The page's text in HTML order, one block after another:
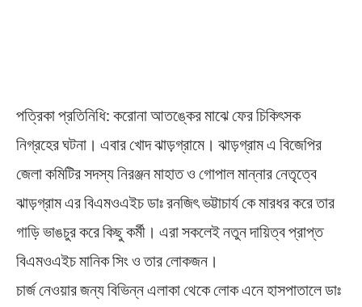
পত্রিকা প্রতিনিধি: করোনা আতঙ্কের মাঝে ফের চিকিৎসক
নিগ্রহের ঘটনা। এবার খোদ ঝাড়গ্রামে। ঝাড়গ্রাম এ বিজেপির
জেলা কমিটির সদস্য নিরঞ্জন মাহাত ও গোপাল মান্নার নেতৃত্বে
ঝাড়গ্রাম এর বিএমওএইচ ডাঃ রনজিৎ ভট্টাচার্য কে মারধর করে তার
গাড়ি ভাঙচুর করে কিছু কর্মী। এরা সকলেই নতুন দায়িত্ব প্রাপ্ত
বিএমওএইচ মানিক সিং ও তার লোকজন।
চার্জ নেওয়ার জন্য বিভিন্ন এলাকা থেকে লোক এনে হাসপাতালে ডাঃ